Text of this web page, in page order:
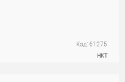
Код: 61275
HKT